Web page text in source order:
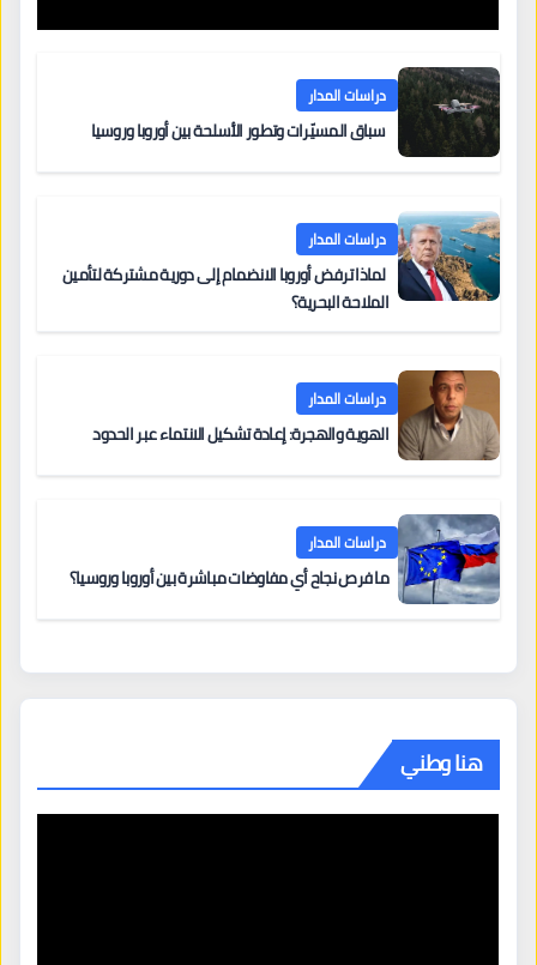
دراسات المدار
سباق المسيّرات وتطور الأسلحة بين أوروبا وروسيا
دراسات المدار
لماذا ترفض أوروبا الانضمام إلى دورية مشتركة لتأمين
الملاحة البحرية؟
دراسات المدار
الهوية والهجرة: إعادة تشكيل الانتماء عبر الحدود
دراسات المدار
ما فرص نجاح أي مفاوضات مباشرة بين أوروبا وروسيا؟
هنا وطني